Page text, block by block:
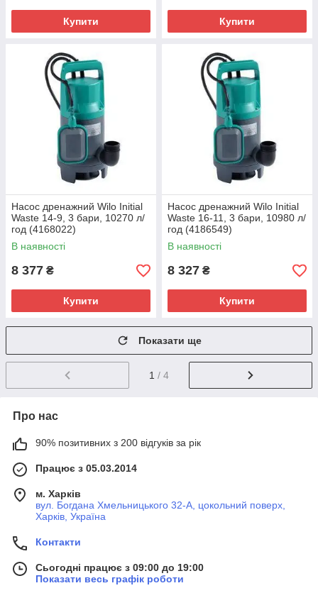
Купити Купити
Насос дренажний Wilo Initial
Waste 14-9, 3 бари, 10270 л/
год (4168022)
В наявності
8 377 ₴
Купити
Насос дренажний Wilo Initial
Waste 16-11, 3 бари, 10980 л/
год (4186549)
В наявності
8 327 ₴
Купити
Показати ще
1 / 4
Про нас
90% позитивних з 200 відгуків за рік
Працює з 05.03.2014
м. Харків
вул. Богдана Хмельницького 32-А, цокольний поверх,
Харків, Україна
Контакти
Сьогодні працює з 09:00 до 19:00
Показати весь графік роботи